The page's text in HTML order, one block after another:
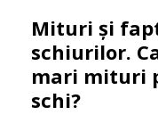
Mituri și
schiurilor.
mari mituri
schi?